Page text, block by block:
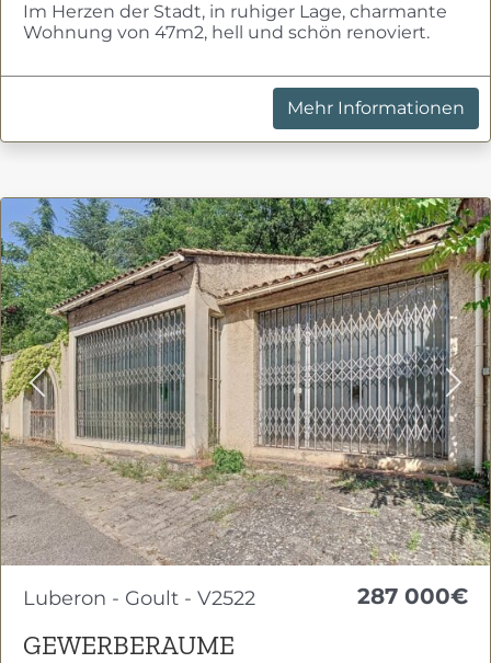
Im Herzen der Stadt, in ruhiger Lage, charmante
Wohnung von 47m2, hell und schön renoviert.
Mehr Informationen
Previous
Luberon - Goult - V2522 287 000€
GEWERBERAUME